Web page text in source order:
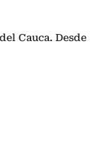
Cauca. Desde